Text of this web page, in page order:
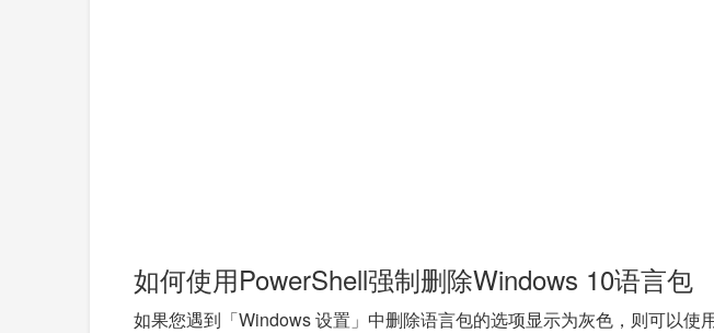
如何使用PowerShell强制删除Windows 10语言包
如果您遇到「Windows 设置」中删除语言包的选项显示为灰色，则可以使